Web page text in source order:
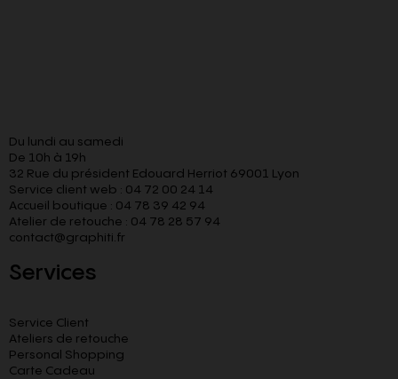
Du lundi au samedi
De 10h à 19h
32 Rue du président Edouard Herriot 69001 Lyon
Service client web : 04 72 00 24 14
Accueil boutique : 04 78 39 42 94
Atelier de retouche : 04 78 28 57 94
contact@graphiti.fr
Services
Service Client
Ateliers de retouche
Personal Shopping
Carte Cadeau